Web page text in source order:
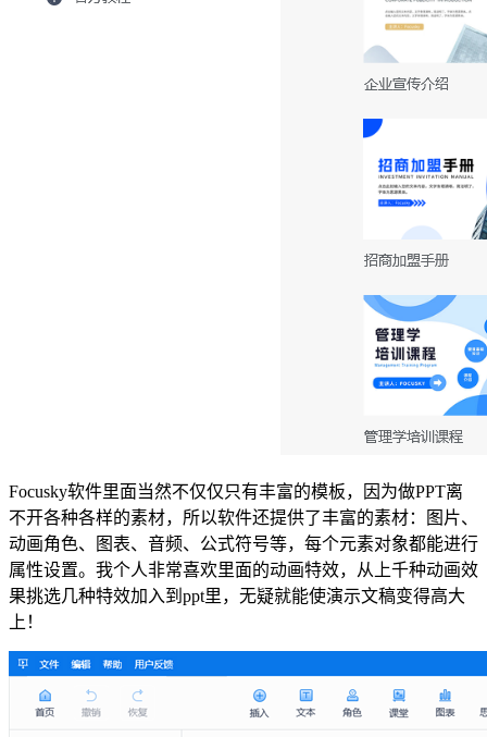
Focusky软件里面当然不仅仅只有丰富的模板，因为做PPT离
不开各种各样的素材，所以软件还提供了丰富的素材：图片、
动画角色、图表、音频、公式符号等，每个元素对象都能进行
属性设置。我个人非常喜欢里面的动画特效，从上千种动画效
果挑选几种特效加入到ppt里，无疑就能使演示文稿变得高大
上！